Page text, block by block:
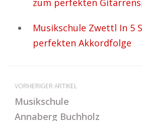
zum perfekten
Musikschule Zwettl In 5
perfekten Akkordfolge
VORHERIGER ARTIKEL
Musikschule
Annaberg Buchholz